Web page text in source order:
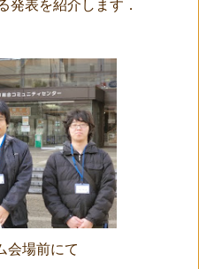
発表を紹介します．
会場前にて